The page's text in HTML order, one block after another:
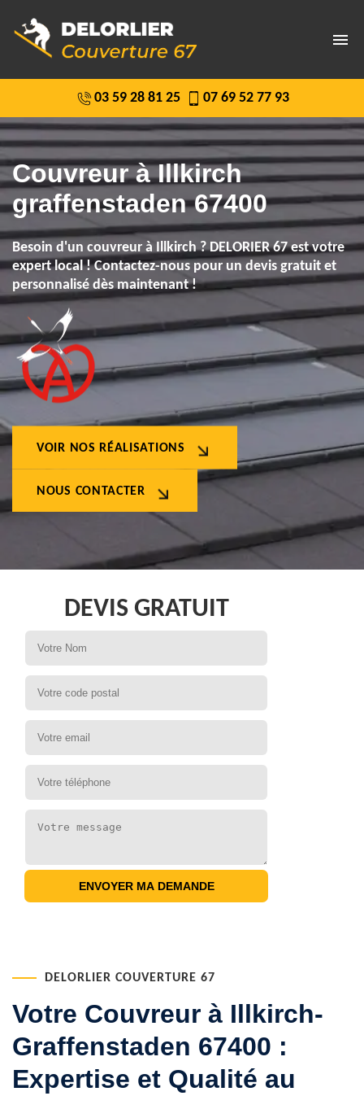
COUVREUR 67 À STRASBOURG
ENTREPRISE DE MAÇONNERIE 67
NETTOYAGE ET TRAITEMENT DE TOITURE 67
INTERVENTION D'URGENCE FUITE TOITURE 67
DEMOUSSAGE DE TOITURE 67
NETTOYAGE ET RAVALEMENT DE FAÇADE 67
NETTOYAGE ET POSE DE GOUTTIÈRE 67
03 59 28 81 25 07 69 52 77 93
Couvreur à Illkirch
graffenstaden 67400
Besoin d'un couvreur à Illkirch ? DELORIER 67 est votre
expert local ! Contactez-nous pour un devis gratuit et
personnalisé dès maintenant !
VOIR NOS RÉALISATIONS
NOUS CONTACTER
DEVIS GRATUIT
DELORLIER COUVERTURE 67
Votre Couvreur à Illkirch-
Graffenstaden 67400 :
Expertise et Qualité au